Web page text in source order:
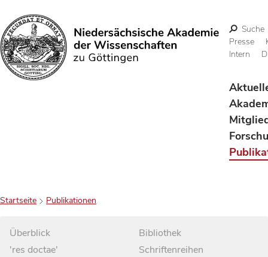
Suchen
Suche
Presse
Intern
Startseite Publikationen
Überblick
'res doctae'
Bibliothek
Schriftenreihen